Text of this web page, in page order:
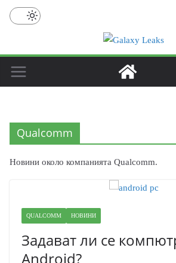
Skip
Qualcomm
Новини около компанията Qualcomm.
QUALCOMM НОВИНИ
Задават ли се
Android?